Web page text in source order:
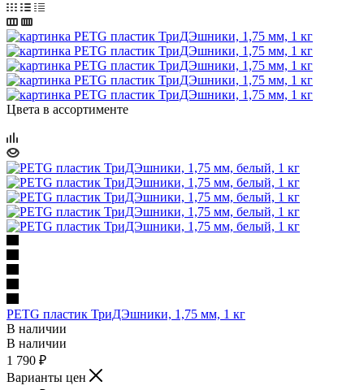
Цвета в ассортименте
PETG пластик ТриДЭшники, 1,75 мм, 1 кг
В наличии
В наличии
1 790 ₽
Варианты цен